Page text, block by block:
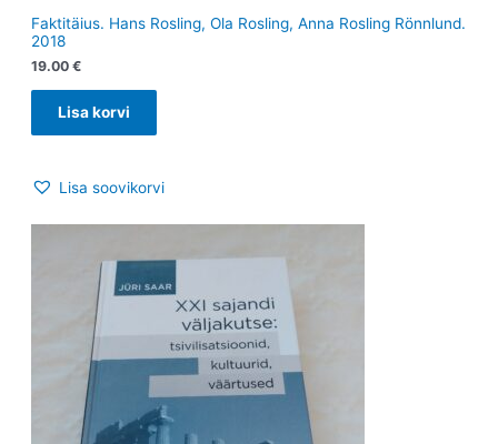
Faktitäius. Hans Rosling, Ola Rosling, Anna Rosling Rönnlund.
2018
19.00 €
Lisa korvi
Lisa soovikorvi